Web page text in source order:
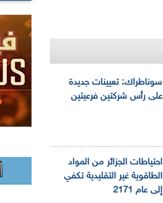
سوناطراك: تعيينات جديدة
على رأس شركتين فرعيتين
احتياطات الجزائر من المواد
الطاقوية غير التقليدية تكفي
إلى عام 2171